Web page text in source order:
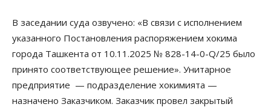
В заседании суда озвучено: «В связи с исполнением
указанного Постановления распоряжением хокима
города Ташкента от 10.11.2025 № 828-14-0-Q/25 было
принято соответствующее решение». Унитарное
предприятие — подразделение хокимията —
назначено Заказчиком. Заказчик провел закрытый